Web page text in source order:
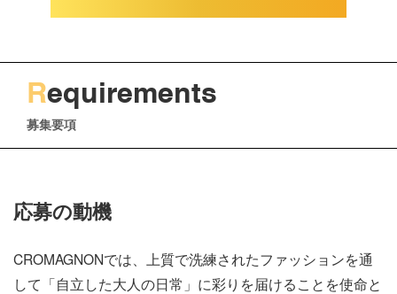
Requirements
募集要項
応募の動機
CROMAGNONでは、上質で洗練されたファッションを通
して「自立した大人の日常」に彩りを届けることを使命と